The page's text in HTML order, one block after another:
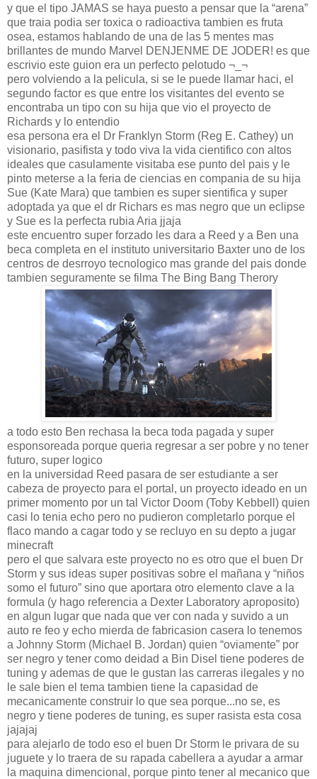
y que el tipo JAMAS se haya puesto a pensar que la “arena”
que traia podia ser toxica o radioactiva tambien es fruta
osea, estamos hablando de una de las 5 mentes mas
brillantes de mundo Marvel DENJENME DE JODER! es que
escrivio este guion era un perfecto pelotudo ¬_¬
pero volviendo a la pelicula, si se le puede llamar haci, el
segundo factor es que entre los visitantes del evento se
encontraba un tipo con su hija que vio el proyecto de
Richards y lo entendio
esa persona era el Dr Franklyn Storm (Reg E. Cathey) un
visionario, pasifista y todo viva la vida cientifico con altos
ideales que casulamente visitaba ese punto del pais y le
pinto meterse a la feria de ciencias en compania de su hija
Sue (Kate Mara) que tambien es super sientifica y super
adoptada ya que el dr Richars es mas negro que un eclipse
y Sue es la perfecta rubia Aria jjaja
este encuentro super forzado les dara a Reed y a Ben una
beca completa en el instituto universitario Baxter uno de los
centros de desrroyo tecnologico mas grande del pais donde
tambien seguramente se filma The Bing Bang Therory
a todo esto Ben rechasa la beca toda pagada y super
esponsoreada porque queria regresar a ser pobre y no tener
futuro, super logico
en la universidad Reed pasara de ser estudiante a ser
cabeza de proyecto para el portal, un proyecto ideado en un
primer momento por un tal Victor Doom (Toby Kebbell) quien
casi lo tenia echo pero no pudieron completarlo porque el
flaco mando a cagar todo y se recluyo en su depto a jugar
minecraft
pero el que salvara este proyecto no es otro que el buen Dr
Storm y sus ideas super positivas sobre el mañana y “niños
somo el futuro” sino que aportara otro elemento clave a la
formula (y hago referencia a Dexter Laboratory aproposito)
en algun lugar que nada que ver con nada y suvido a un
auto re feo y echo mierda de fabricasion casera lo tenemos
a Johnny Storm (Michael B. Jordan) quien “oviamente” por
ser negro y tener como deidad a Bin Disel tiene poderes de
tuning y ademas de que le gustan las carreras ilegales y no
le sale bien el tema tambien tiene la capasidad de
mecanicamente construir lo que sea porque...no se, es
negro y tiene poderes de tuning, es super rasista esta cosa
jajajaj
para alejarlo de todo eso el buen Dr Storm le privara de su
juguete y lo traera de su rapada cabellera a ayudar a armar
la maquina dimencional, porque pinto tener al mecanico que